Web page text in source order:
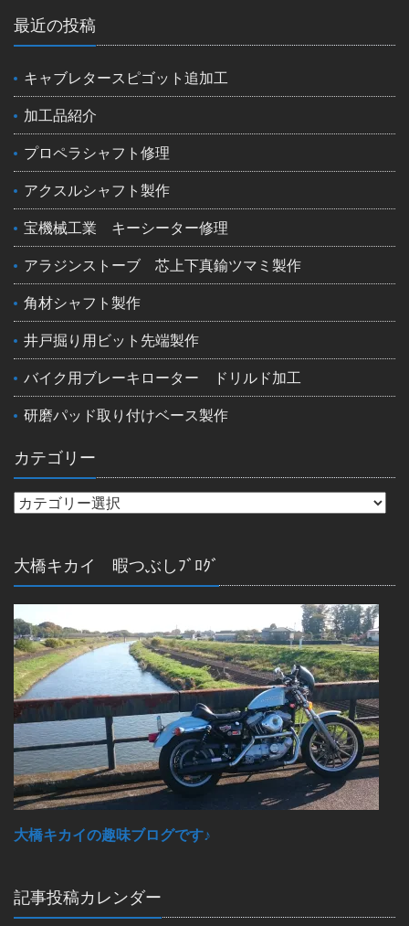
最近の投稿
キャブレタースピゴット追加工
加工品紹介
プロペラシャフト修理
アクスルシャフト製作
宝機械工業 キーシーター修理
アラジンストーブ 芯上下真鍮ツマミ製作
角材シャフト製作
井戸掘り用ビット先端製作
バイク用ブレーキローター ドリルド加工
研磨パッド取り付けベース製作
カテゴリー
大橋キカイ 暇つぶしﾌﾞﾛｸﾞ
大橋キカイの趣味ブログです♪
記事投稿カレンダー